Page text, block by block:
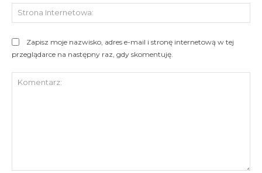
Zapisz moje nazwisko, adres e-mail i stronę internetową w tej
przeglądarce na następny raz, gdy skomentuję.